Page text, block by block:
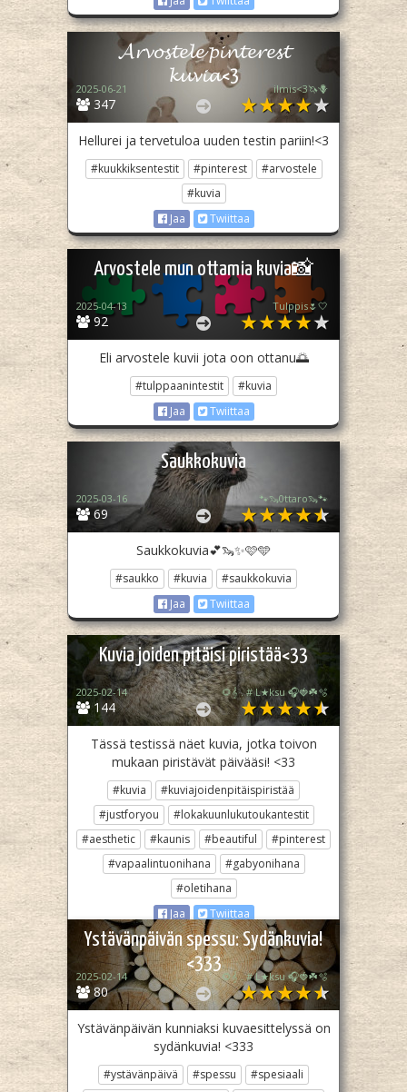
𝓐𝓻𝓿𝓸𝓼𝓽𝓮𝓵𝓮 𝓹𝓲𝓷𝓽𝓮𝓻𝓮𝓼𝓽
𝓴𝓾𝓿𝓲𝓪<3
347
2025-06-21 ilmis<3🦄🪻
Hellurei ja tervetuloa uuden testin pariin!<3
#kuukkiksentestit #pinterest
#arvostele
#kuvia
Jaa
Twiittaa
Arvostele mun ottamia kuvia📸
92
2025-04-13 Tulppis🌷🤍
Eli arvostele kuvii jota oon ottanu🌅
#tulppaanintestit
#kuvia
Jaa
Twiittaa
Saukkokuvia
69
2025-03-16 🐾🦦0ttaro🦦🐾
Saukkokuvia💕🦦✨🩷🩵
#saukko #kuvia
#saukkokuvia
Jaa
Twiittaa
Kuvia joiden pitäisi piristää<33
144
2025-02-14 🌻𝄞 . # L★ksu 🎧🍓☘️🫧
Tässä testissä näet kuvia, jotka toivon
mukaan piristävät päivääsi! <33
#kuvia
#kuviajoidenpitäispiristää
#justforyou
#lokakuunlukutoukantestit
#aesthetic
#kaunis #beautiful
#pinterest
#vapaalintuonihana
#gabyonihana
#oletihana
Jaa
Twiittaa
Ystävänpäivän spessu: Sydänkuvia!
<333
80
2025-02-14 🌻𝄞 . # L★ksu 🎧🍓☘️🫧
Ystävänpäivän kunniaksi kuvaesittelyssä on
sydänkuvia! <333
#ystävänpäivä #spessu
#spesiaali